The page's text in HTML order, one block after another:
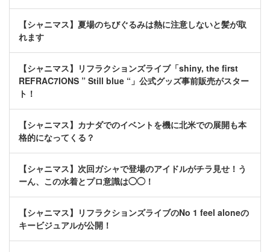
【シャニマス】夏場のちびぐるみは熱に注意しないと髪が取
れます
【シャニマス】リフラクションズライブ「shiny, the first
REFRAC7IONS ” Still blue “」公式グッズ事前販売がスター
ト！
【シャニマス】カナダでのイベントを機に北米での展開も本
格的になってくる？
【シャニマス】次回ガシャで登場のアイドルがチラ見せ！う
ーん、この水着とプロ意識は◯◯！
【シャニマス】リフラクションズライブのNo 1 feel aloneの
キービジュアルが公開！